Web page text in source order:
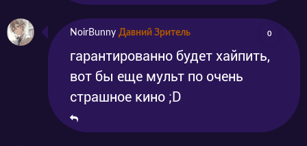
NoirBunny Давний Зритель 0
гарантированно будет хайпить,
вот бы еще мульт по очень
страшное кино ;D